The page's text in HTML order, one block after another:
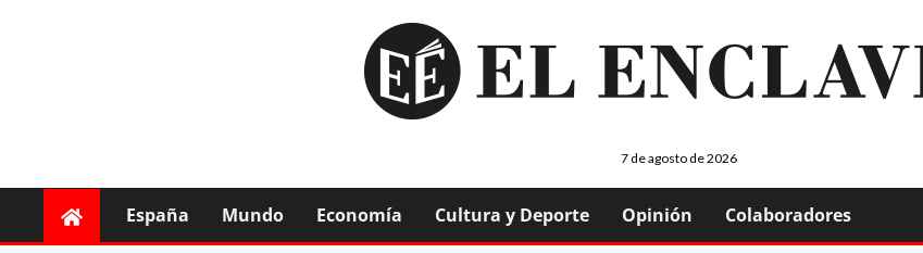
7 de agosto de 2026
España Mundo Economía Cultura y Deporte Opinión Colaboradores